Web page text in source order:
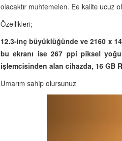
olacaktır muhtemelen. Ee kalite ucuz
Özellikleri;
12.3-inç büyüklüğünde ve 2160 x
bu ekranı ise 267 ppi piksel
işlemcisinden alan cihazda, 16 GB
Umarım sahip olursunuz